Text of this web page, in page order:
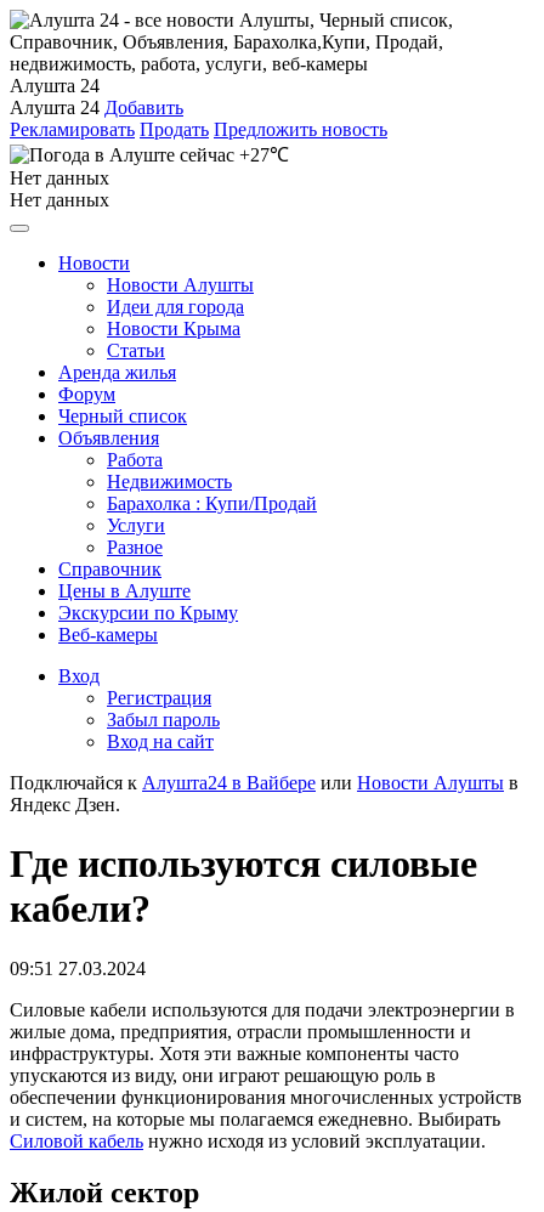
Алушта 24
Алушта 24 Добавить
Рекламировать Продать Предложить новость
+27℃
Нет данных
Нет данных
Новости
Новости Алушты
Идеи для города
Новости Крыма
Статьи
Аренда жилья
Форум
Черный список
Объявления
Работа
Недвижимость
Барахолка : Купи/Продай
Услуги
Разное
Справочник
Цены в Алуште
Экскурсии по Крыму
Веб-камеры
Вход
Регистрация
Забыл пароль
Вход на сайт
Подключайся к Алушта24 в Вайбере или Новости Алушты в
Яндекс Дзен.
Где используются силовые
кабели?
09:51 27.03.2024
Силовые кабели используются для подачи электроэнергии в
жилые дома, предприятия, отрасли промышленности и
инфраструктуры. Хотя эти важные компоненты часто
упускаются из виду, они играют решающую роль в
обеспечении функционирования многочисленных устройств
и систем, на которые мы полагаемся ежедневно. Выбирать
Силовой кабель нужно исходя из условий эксплуатации.
Жилой сектор